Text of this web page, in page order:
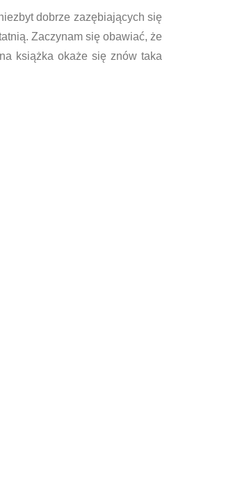
dobrze zazębiających się
Zaczynam się obawiać, że
książka okaże się znów taka